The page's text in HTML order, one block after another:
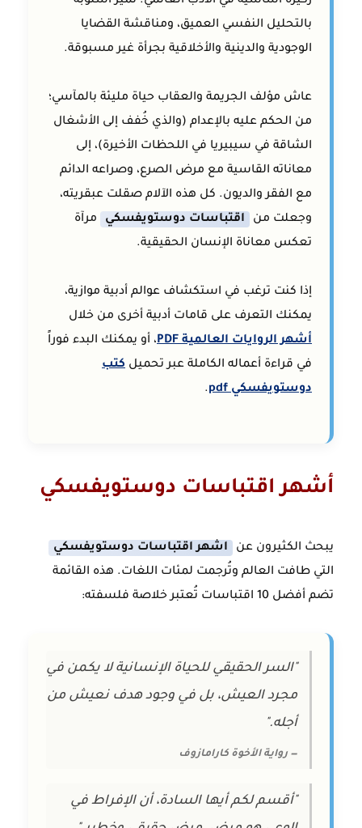
بالتحليل النفسي العميق، ومناقشة القضايا
الوجودية والدينية والأخلاقية بجرأة غير مسبوقة.
عاش مؤلف الجريمة والعقاب حياة مليئة بالمآسي؛
من الحكم عليه بالإعدام (والذي خُفف إلى الأشغال
الشاقة في سيبيريا في اللحظات الأخيرة)، إلى
معاناته القاسية مع مرض الصرع، وصراعه الدائم
مع الفقر والديون. كل هذه الآلام صقلت عبقريته،
وجعلت من
اقتباسات دوستويفسكي
مرآة
تعكس معاناة الإنسان الحقيقية.
إذا كنت ترغب في استكشاف عوالم أدبية موازية،
يمكنك التعرف على قامات أدبية أخرى من خلال
أشهر الروايات العالمية PDF
، أو يمكنك البدء فوراً
في قراءة أعماله الكاملة عبر تحميل كتب
دوستويفسكي pdf
.
أشهر اقتباسات دوستويفسكي
يبحث الكثيرون عن
اشهر اقتباسات دوستويفسكي
التي طافت العالم وتُرجمت لمئات اللغات. هذه القائمة
تضم أفضل 10 اقتباسات تُعتبر خلاصة فلسفته:
"السر الحقيقي للحياة الإنسانية لا يكمن في
مجرد العيش، بل في وجود هدف نعيش من
أجله."
— رواية الأخوة كارامازوف
"أقسم لكم أيها السادة، أن الإفراط في